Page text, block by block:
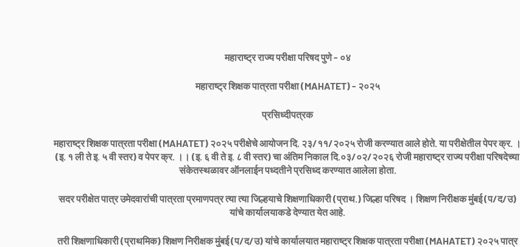
महाराष्ट्र राज्य परीक्षा परिषद पुणे - ०४
महाराष्ट्र शिक्षक पात्रता परीक्षा (MAHATET) - २०२५
प्रसिध्दीपत्रक
महाराष्ट्र शिक्षक पात्रता परीक्षा (MAHATET) २०२५ परीक्षेचे आयोजन दि. २३/११/२०२५ रोजी करण्यात आले होते. या परीक्षेतील पेपर क्र. ।
(इ. १ ली ते इ. ५ वी स्तर) व पेपर क्र. ।। (इ. ६ वी ते इ. ८ वी स्तर) चा अंतिम निकाल दि.०३/०२/२०२६ रोजी महाराष्ट्र राज्य परीक्षा परिषदेच्या
संकेतस्थळावर ऑनलाईन पध्दतीने प्रसिध्द करण्यात आलेला होता.
सदर परीक्षेत पात्र उमेदवारांची पात्रता प्रमाणपत्र त्या त्या जिल्हयाचे शिक्षणाधिकारी (प्राथ.) जिल्हा परिषद । शिक्षण निरीक्षक मुंबई (प/द/उ)
यांचे कार्यालयाकडे देण्यात येत आहे.
तरी शिक्षणाधिकारी (प्राथमिक) शिक्षण निरीक्षक मुंबई (प/द/उ) यांचे कार्यालयात महाराष्ट्र शिक्षक पात्रता परीक्षा (MAHATET) २०२५ पात्र